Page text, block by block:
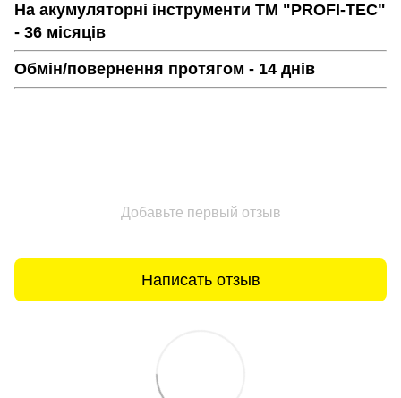
На акумуляторні інструменти ТМ "PROFI-TEC"
- 36 місяців
Обмін/повернення протягом - 14 днів
Добавьте первый отзыв
Написать отзыв